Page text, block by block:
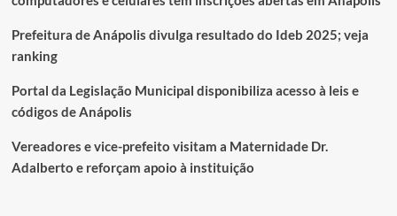
Prefeitura de Anápolis divulga resultado do Ideb 2025; veja
ranking
Portal da Legislação Municipal disponibiliza acesso à leis e
códigos de Anápolis
Vereadores e vice-prefeito visitam a Maternidade Dr.
Adalberto e reforçam apoio à instituição